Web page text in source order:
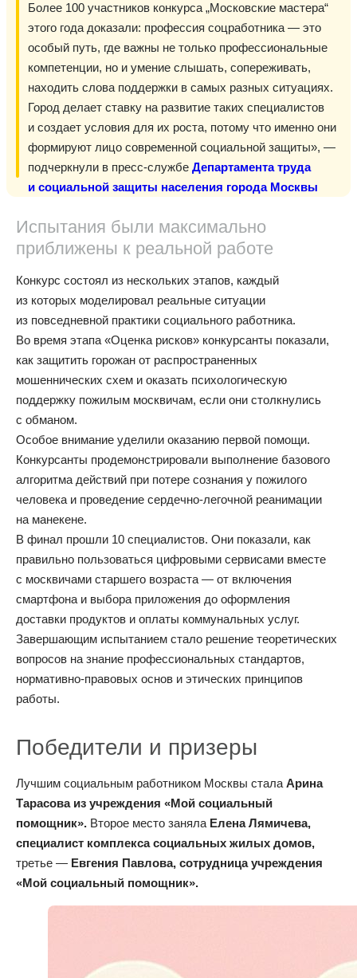
Более 100 участников конкурса „Московские мастера“
этого года доказали: профессия соцработника — это
особый путь, где важны не только профессиональные
компетенции, но и умение слышать, сопереживать,
находить слова поддержки в самых разных ситуациях.
Город делает ставку на развитие таких специалистов
и создает условия для их роста, потому что именно они
формируют лицо современной социальной защиты», —
подчеркнули в пресс-службе Департамента труда
и социальной защиты населения города Москвы
Испытания были максимально
приближены к реальной работе
Конкурс состоял из нескольких этапов, каждый
из которых моделировал реальные ситуации
из повседневной практики социального работника.
Во время этапа «Оценка рисков» конкурсанты показали,
как защитить горожан от распространенных
мошеннических схем и оказать психологическую
поддержку пожилым москвичам, если они столкнулись
с обманом.
Особое внимание уделили оказанию первой помощи.
Конкурсанты продемонстрировали выполнение базового
алгоритма действий при потере сознания у пожилого
человека и проведение сердечно-легочной реанимации
на манекене.
В финал прошли 10 специалистов. Они показали, как
правильно пользоваться цифровыми сервисами вместе
с москвичами старшего возраста — от включения
смартфона и выбора приложения до оформления
доставки продуктов и оплаты коммунальных услуг.
Завершающим испытанием стало решение теоретических
вопросов на знание профессиональных стандартов,
нормативно-правовых основ и этических принципов
работы.
Победители и призеры
Лучшим социальным работником Москвы стала Арина
Тарасова из учреждения «Мой социальный
помощник». Второе место заняла Елена Лямичева,
специалист комплекса социальных жилых домов,
третье — Евгения Павлова, сотрудница учреждения
«Мой социальный помощник».